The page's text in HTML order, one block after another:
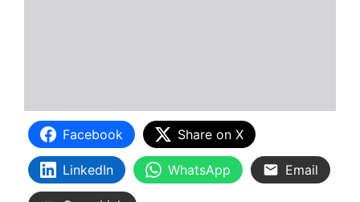
Facebook Share on X
LinkedIn WhatsApp Email